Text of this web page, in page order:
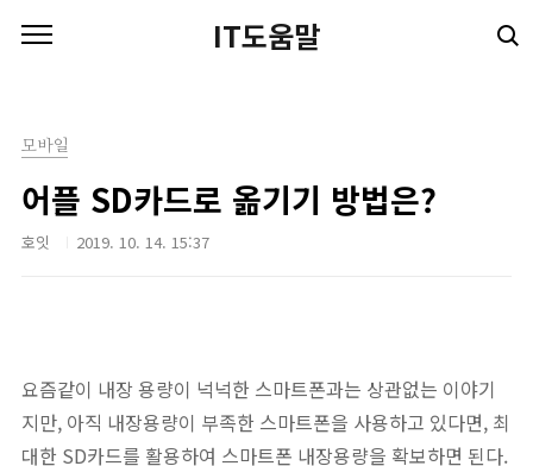
IT도움말
모바일
어플 SD카드로 옮기기 방법은?
호잇 2019. 10. 14. 15:37
요즘같이 내장 용량이 넉넉한 스마트폰과는 상관없는 이야기
지만, 아직 내장용량이 부족한 스마트폰을 사용하고 있다면, 최
대한 SD카드를 활용하여 스마트폰 내장용량을 확보하면 된다.